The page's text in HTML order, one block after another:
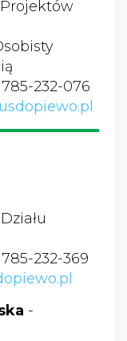
232-076
232-369
-